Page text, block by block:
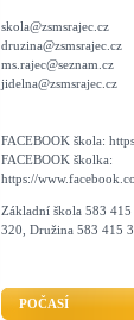
skola@zsmsrajec.cz
druzina@zsmsrajec.cz
ms.rajec@seznam.cz
jidelna@zsmsrajec.cz
FACEBOOK škola:
FACEBOOK školka:
https://
Základní škola 583
320, Družina 583 415
POČASÍ